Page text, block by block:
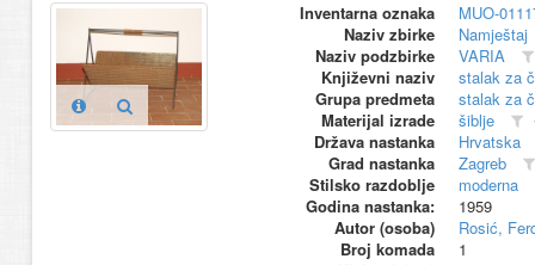
Inventarna oznaka
MUO-
Naziv zbirke
Namještaj
Naziv podzbirke
VARIA
Književni naziv
stalak za
Grupa predmeta
stalak za
Materijal izrade
šiblje
Država nastanka
Hrvatska
Grad nastanka
Zagreb
Stilsko razdoblje
moderna
Godina nastanka:
1959
Autor (osoba)
Rosić,
Broj komada
1